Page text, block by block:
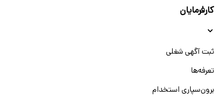
کارفرمایان
ثبت آگهی شغلی
تعرفه‌ها
برون‌سپاری استخدام